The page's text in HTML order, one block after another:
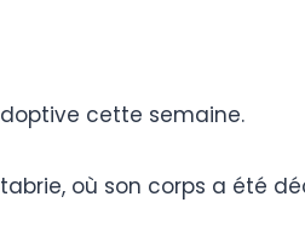
cette semaine.
où son corps a été